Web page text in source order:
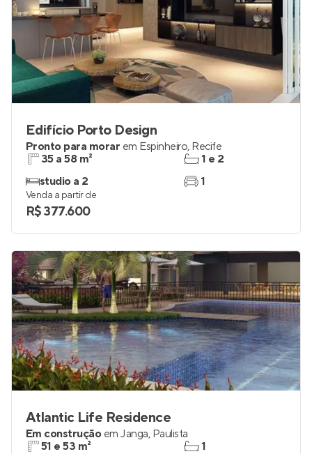
Edifício Porto Design
Pronto para morar em Espinheiro, Recife
35 a 58 m²
studio a 2
1 e 2
1
Venda a partir de
R$ 377.600
Atlantic Life Residence
Em construção em Janga, Paulista
51 e 53 m²
1